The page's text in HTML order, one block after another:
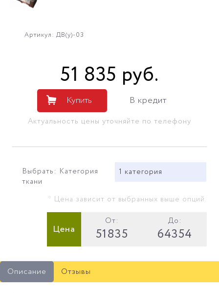
Артикул: ДВ(у)-03
51 835 руб.
Купить В кредит
Актуальность цены уточняйте по телефону
Выбрать: Категория
ткани
1 категория
* Цена зависит от выбранных выше опций.
Цена
От:
51835
До:
64354
Описание Отзывы